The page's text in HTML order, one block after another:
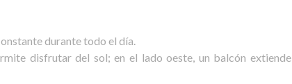
durante todo el día.
disfrutar del sol; en el lado oeste, un balcón extiende